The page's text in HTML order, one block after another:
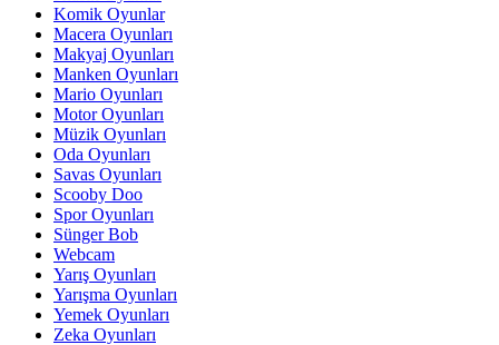
Komik Oyunlar
Macera Oyunları
Makyaj Oyunları
Manken Oyunları
Mario Oyunları
Motor Oyunları
Müzik Oyunları
Oda Oyunları
Savas Oyunları
Scooby Doo
Spor Oyunları
Sünger Bob
Webcam
Yarış Oyunları
Yarışma Oyunları
Yemek Oyunları
Zeka Oyunları